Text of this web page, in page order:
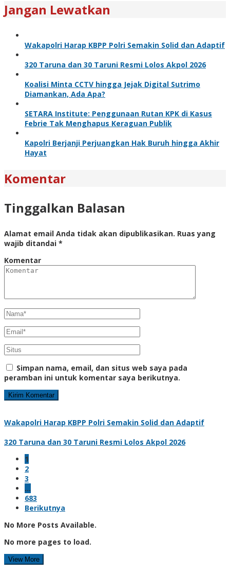
Jangan Lewatkan
Wakapolri Harap KBPP Polri Semakin Solid dan Adaptif
320 Taruna dan 30 Taruni Resmi Lolos Akpol 2026
Koalisi Minta CCTV hingga Jejak Digital Sutrimo
Diamankan, Ada Apa?
SETARA Institute: Penggunaan Rutan KPK di Kasus
Febrie Tak Menghapus Keraguan Publik
Kapolri Berjanji Perjuangkan Hak Buruh hingga Akhir
Hayat
Komentar
Tinggalkan Balasan
Alamat email Anda tidak akan dipublikasikan. Ruas yang
wajib ditandai *
Komentar
Simpan nama, email, dan situs web saya pada
peramban ini untuk komentar saya berikutnya.
Wakapolri Harap KBPP Polri Semakin Solid dan Adaptif
320 Taruna dan 30 Taruni Resmi Lolos Akpol 2026
1
2
3
…
683
Berikutnya
No More Posts Available.
No more pages to load.
View More